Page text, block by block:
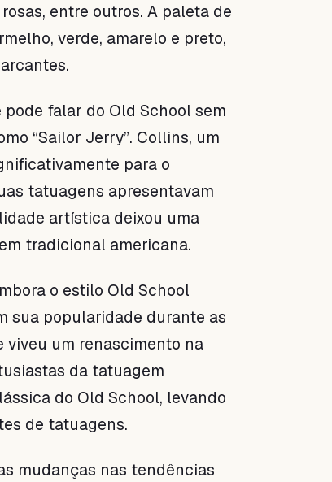
entre outros. A paleta de
verde, amarelo e preto,
pode falar do Old School sem
“Sailor Jerry”. Collins, um
para o
tatuagens apresentavam
artística deixou uma
tradicional americana.
o estilo Old School
sua popularidade durante as
viveu um renascimento na
da tatuagem
do Old School, levando
de tatuagens.
mudanças nas tendências